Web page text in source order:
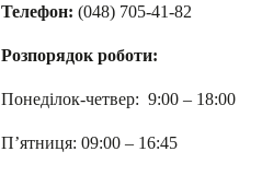
Телефон: (048) 705-41-82
Розпорядок роботи:
Понеділок-четвер: 9:00 – 18:00
П’ятниця: 09:00 – 16:45